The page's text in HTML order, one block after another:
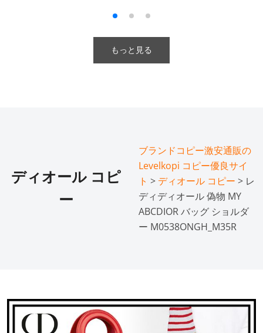
もっと見る
ディオール コピ
ー
ブランドコピー激安通販の
Levelkopi コピー優良サイ
ト > ディオール コピー > レ
ディディオール 偽物 MY
ABCDIOR バッグ ショルダ
ー M0538ONGH_M35R